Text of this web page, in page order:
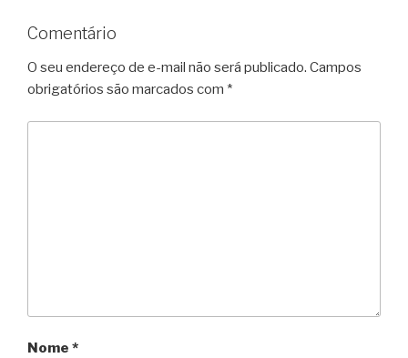
Comentário
O seu endereço de e-mail não será publicado. Campos
obrigatórios são marcados com *
Nome *